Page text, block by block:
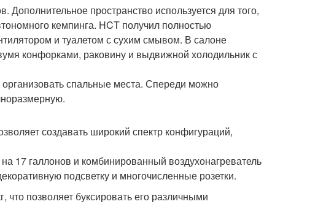
пространство используется для того,
кемпинга. HCT получил полностью
и туалетом с сухим смывом. В салоне
конфорками, раковину и выдвижной холодильник с
спальные места. Спереди можно
создавать широкий спектр конфигураций,
17 галлонов и комбинированный воздухонагреватель
подсветку и многочисленные розетки.
что позволяет буксировать его различными